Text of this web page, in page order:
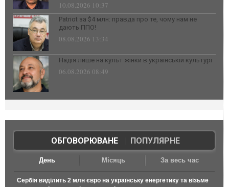
10.08.2026 10:37
Patriot за $4 млн: правда про те, чому нам не
дають ППО!
08.08.2026 13:34
Надія лише на культ жінки в українській культурі
06.08.2026 08:49
ОБГОВОРЮВАНЕ| ПОПУЛЯРНЕ
День Місяць За весь час
Сербія виділить 2 млн євро на українську енергетику та візьме